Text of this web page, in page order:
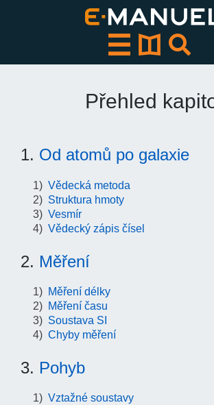
Přehled
1. Od atomů po galaxie
Vědecká metoda
Struktura hmoty
Vesmír
Vědecký zápis čísel
2. Měření
Měření délky
Měření času
Soustava SI
Chyby měření
3. Pohyb
Vztažné soustavy